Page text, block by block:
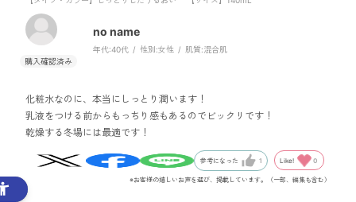
no name
年代:40代 性別:女性 肌質:混合肌
化粧水なのに、本当にしっとり潤います！
乳液をつける前からもっちり感もあるのでビックリです！
乾燥する冬場には最適です！
参考になった 1 Like! 0
※お客様の嬉しいお声を選び、掲載しています。（一部、編集も含む）